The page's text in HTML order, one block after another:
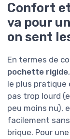
Confort
va pour
on sent
En termes de
pochette rigide
le plus pratique
pas trop lourd
peu moins nu),
facilement
brique. Pour